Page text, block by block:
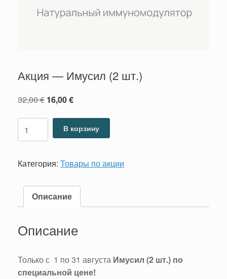
Акция — Имусил (2 шт.)
32,00€ Первоначальная
составляла
32,00 €.
16,00€Текущая
Количество
товара
—
Имусил
(2
В корзину
Категория: Товары по акции
Описание
Описание
Только с 1 по 31 августа Имусил (2 шт.) по
специальной цене!